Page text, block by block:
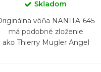
Skladom
vôňa NANITA-645
má podobné zloženie
ako Thierry Mugler Angel